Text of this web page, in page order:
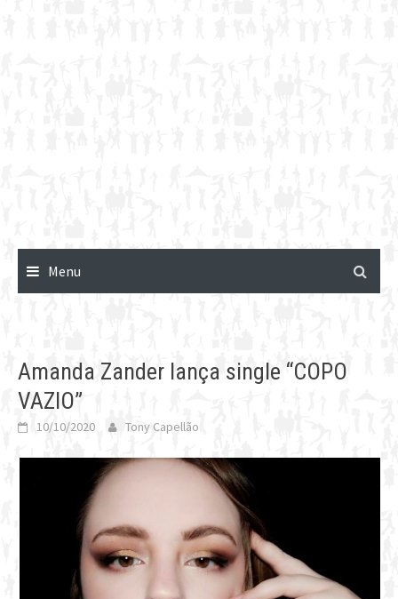
Menu
Amanda Zander lança single “COPO
VAZIO”
10/10/2020 Tony Capellão